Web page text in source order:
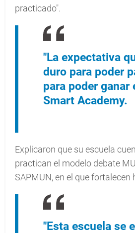
practicado".
"La expectativa
duro para poder
para poder
Smart Academy.
Explicaron que su escuela
practican el modelo debate
SAPMUN, en el que
"Esta escuela se